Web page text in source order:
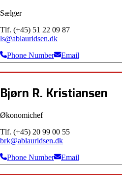
Sælger
Tlf. (+45) 51 22 09 87
ls@ablauridsen.dk
Phone Number
Email
Bjørn R. Kristiansen
Økonomichef
Tlf. (+45) 20 99 00 55
brk@ablauridsen.dk
Phone Number
Email